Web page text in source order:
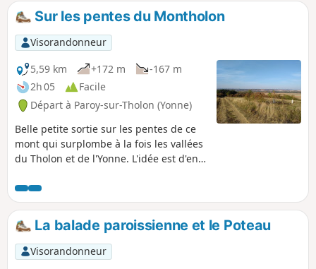
Sur les pentes du Montholon
Visorandonneur
5,59 km
+172 m
-167 m
2h 05
Facile
Départ à Paroy-sur-Tholon (Yonne)
Belle petite sortie sur les pentes de ce
mont qui surplombe à la fois les vallées
du Tholon et de l'Yonne. L'idée est d'en
chemins le permettent. On alterne des
passages dans un beau bois et des
portions à flanc de coteau qui offrent
une très belles vue.
La balade paroissienne et le Poteau
Visorandonneur